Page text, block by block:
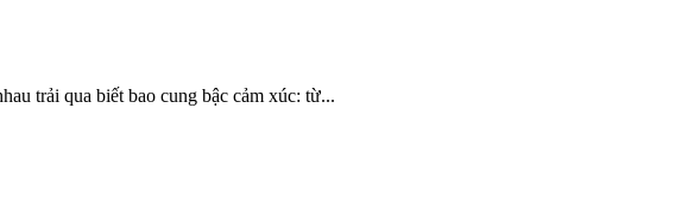
trải qua biết bao cung bậc cảm xúc: từ...